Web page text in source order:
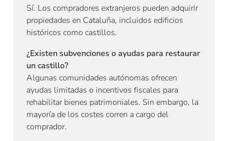
Sí. Los compradores extranjeros pueden adquirir
propiedades en Cataluña, incluidos edificios
históricos como castillos.
¿Existen subvenciones o ayudas para restaurar
un castillo?
Algunas comunidades autónomas ofrecen
ayudas limitadas o incentivos fiscales para
rehabilitar bienes patrimoniales. Sin embargo, la
mayoría de los costes corren a cargo del
comprador.